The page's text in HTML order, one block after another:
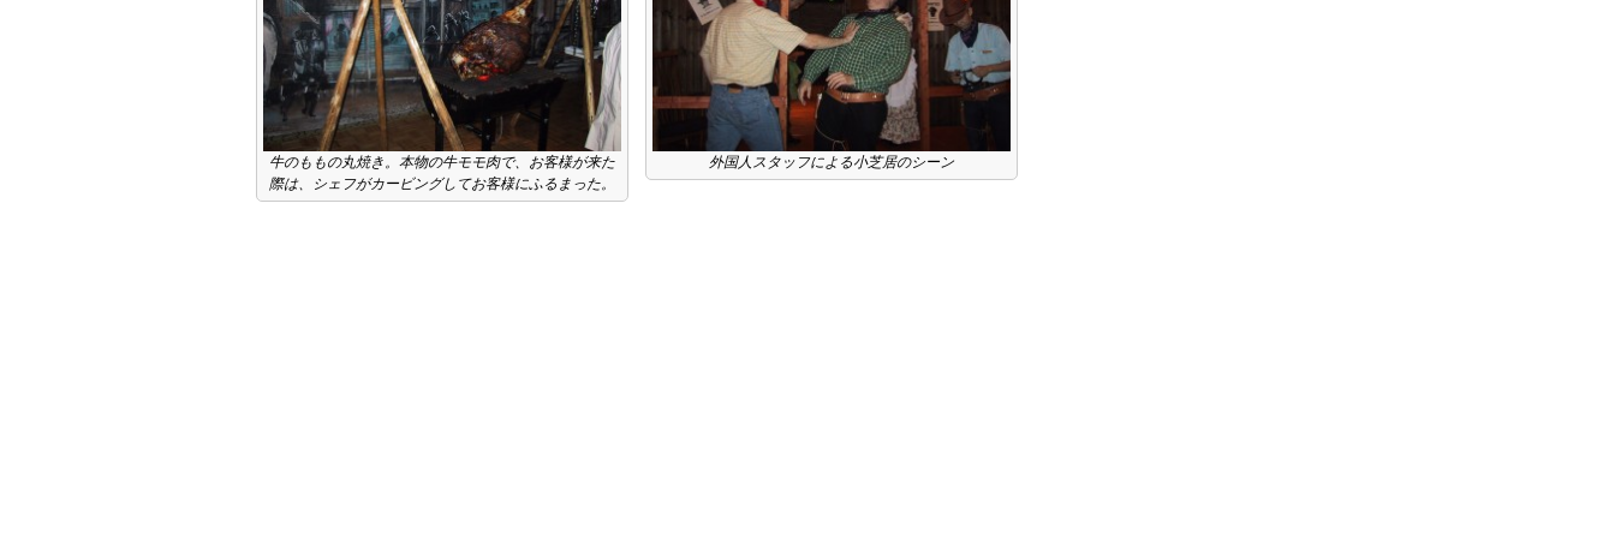
外国人スタッフによる小芝居のシーン
牛のももの丸焼き。本物の牛モモ肉で、お客様が来た
際は、シェフがカービングしてお客様にふるまった。